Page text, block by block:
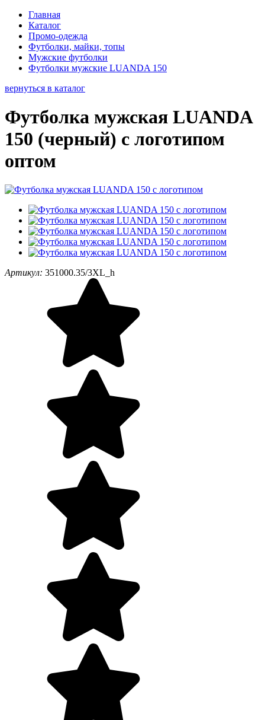
Главная
Каталог
Промо-одежда
Футболки, майки, топы
Мужские футболки
Футболки мужские LUANDA 150
вернуться в каталог
Футболка мужская LUANDA
150 (черный) с логотипом
оптом
Артикул: 351000.35/3XL_h